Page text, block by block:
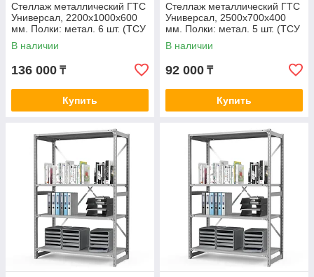
Стеллаж металлический ГТС
Универсал, 2200x1000x600
мм. Полки: метал. 6 шт. (ТСУ
22100660)
В наличии
136 000 ₸
Купить
Стеллаж металлический ГТС
Универсал, 2500x700x400
мм. Полки: метал. 5 шт. (ТСУ
25070450)
В наличии
92 000 ₸
Купить